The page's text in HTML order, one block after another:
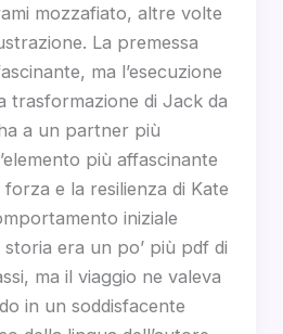
mozzafiato, altre volte
La premessa
ma l’esecuzione
trasformazione di Jack da
a un partner più
più affascinante
e la resilienza di Kate
iniziale
era un po’ più pdf di
ma il viaggio ne valeva
in un soddisfacente